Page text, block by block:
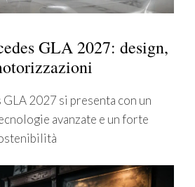
GLA 2027: design,
GLA 2027 si presenta con un
avanzate e un forte